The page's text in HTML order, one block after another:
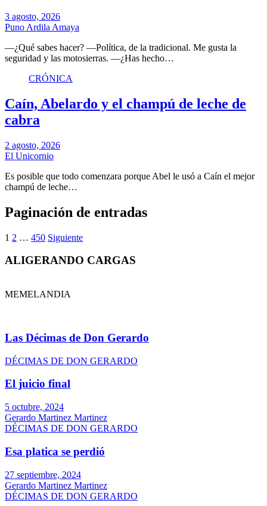
3 agosto, 2026
Puno Ardila Amaya
—¿Qué sabes hacer? —Política, de la tradicional. Me gusta la
seguridad y las motosierras. —¿Has hecho…
CRÓNICA
Caín, Abelardo y el champú de leche de
cabra
2 agosto, 2026
El Unicornio
Es posible que todo comenzara porque Abel le usó a Caín el mejor
champú de leche…
Paginación de entradas
1 2 … 450 Siguiente
ALIGERANDO CARGAS
MEMELANDIA
Las Décimas de Don Gerardo
DÉCIMAS DE DON GERARDO
El juicio final
5 octubre, 2024
Gerardo Martinez Martinez
DÉCIMAS DE DON GERARDO
Esa platica se perdió
27 septiembre, 2024
Gerardo Martinez Martinez
DÉCIMAS DE DON GERARDO